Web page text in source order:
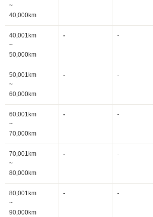
~
40,000km
40,001km
~
50,000km
- -
50,001km
~
60,000km
- -
60,001km
~
70,000km
- -
70,001km
~
80,000km
- -
80,001km
~
90,000km
- -